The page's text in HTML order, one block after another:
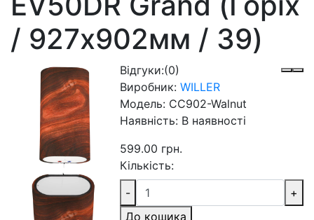
/ 927х902мм / 39)
Відгуки:(0)
Виробник: WILLER
Модель: CC902-Walnut
Наявність: В наявності
599.00 грн.
Кількість:
-
+
До кошика